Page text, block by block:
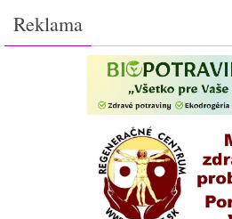
Reklama